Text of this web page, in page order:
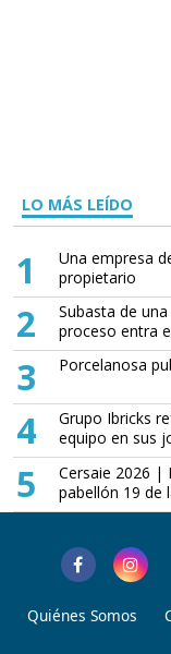
LO MÁS LEÍDO
1
Una empresa
propietario
2
Subasta de
proceso entra
3 Porcelanosa
4
Grupo Ibricks
equipo en sus
5
Cersaie 2026 |
pabellón 19 de
Quiénes Somos